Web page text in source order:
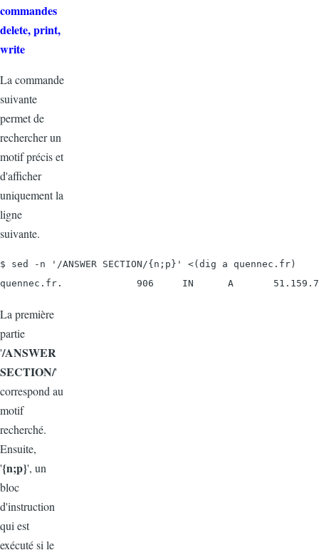
commandes
delete, print,
write
La commande
suivante
permet de
rechercher un
motif précis et
d'afficher
uniquement la
ligne
suivante.
$ sed -n '/ANSWER SECTION/{n;p}' <(dig a quennec.fr)
quennec.fr.             906     IN      A
La première
partie
'/ANSWER
SECTION/'
correspond au
motif
recherché.
Ensuite,
'{n;p}', un
bloc
d'instruction
qui est
exécuté si le